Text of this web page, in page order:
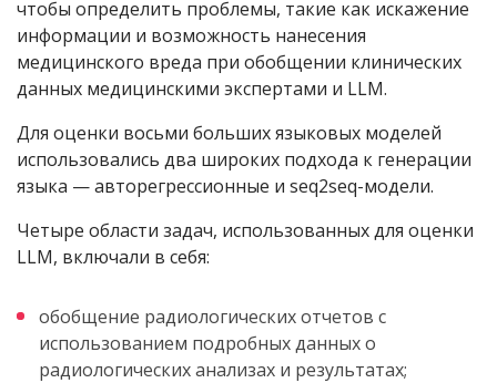
чтобы определить проблемы, такие как искажение
информации и возможность нанесения
медицинского вреда при обобщении клинических
данных медицинскими экспертами и LLM.
Для оценки восьми больших языковых моделей
использовались два широких подхода к генерации
языка — авторегрессионные и seq2seq-модели.
Четыре области задач, использованных для оценки
LLM, включали в себя:
обобщение радиологических отчетов с
использованием подробных данных о
радиологических анализах и результатах;